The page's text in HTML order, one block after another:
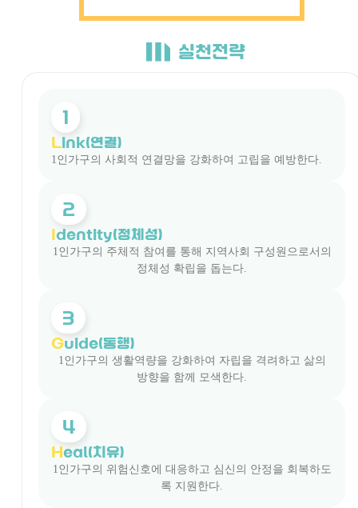
실천전략
1
Link(연결)
1인가구의 사회적 연결망을 강화하여 고립을 예방한다.
2
Identity(정체성)
1인가구의 주체적 참여를 통해 지역사회 구성원으로서의
정체성 확립을 돕는다.
3
Guide(동행)
1인가구의 생활역량을 강화하여 자립을 격려하고 삶의
방향을 함께 모색한다.
4
Heal(치유)
1인가구의 위험신호에 대응하고 심신의 안정을 회복하도
록 지원한다.